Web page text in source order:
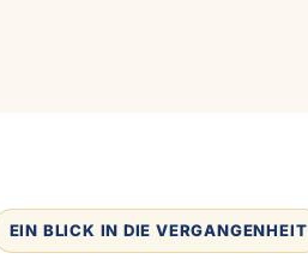
EIN BLICK IN DIE VERGANGENHEIT